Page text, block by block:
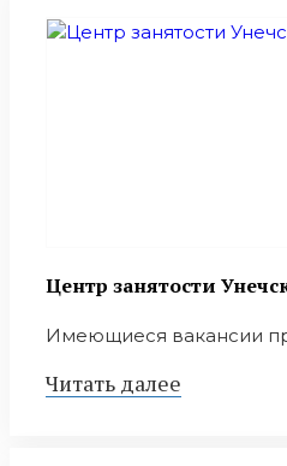
Центр занятости
Имеющиеся вакансии
Читать далее